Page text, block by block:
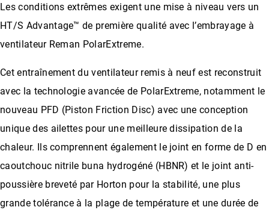
Les conditions extrêmes exigent une mise à niveau vers un
HT/S Advantage™ de première qualité avec l’embrayage à
ventilateur Reman PolarExtreme.
Cet entraînement du ventilateur remis à neuf est reconstruit
avec la technologie avancée de PolarExtreme, notamment le
nouveau PFD (Piston Friction Disc) avec une conception
unique des ailettes pour une meilleure dissipation de la
chaleur. Ils comprennent également le joint en forme de D en
caoutchouc nitrile buna hydrogéné (HBNR) et le joint anti-
poussière breveté par Horton pour la stabilité, une plus
grande tolérance à la plage de température et une durée de